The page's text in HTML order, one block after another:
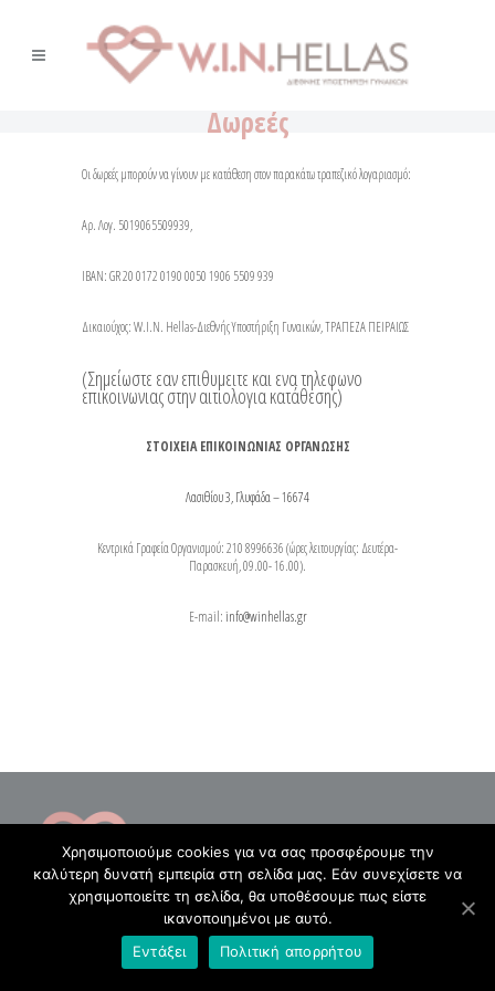
Δωρεές
Οι δωρεές μπορούν να γίνουν με κατάθεση στον παρακάτω τραπεζικό λογαριασμό:
Αρ. Λογ. 5019065509939,
IBAN: GR 20 0172 0190 0050 1906 5509 939
Δικαιούχος: W.I.N. Hellas-Διεθνής Υποστήριξη Γυναικών, ΤΡΑΠΕΖΑ ΠΕΙΡΑΙΩΣ
(Σημείωστε εαν επιθυμειτε και ενα τηλεφωνο
επικοινωνιας στην αιτιολογια κατάθεσης)
ΣΤΟΙΧΕΙΑ ΕΠΙΚΟΙΝΩΝΙΑΣ ΟΡΓΑΝΩΣΗΣ
Λασιθίου 3, Γλυφάδα – 16674
Κεντρικά Γραφεία Οργανισμού: 210 8996636 (ώρες λειτουργίας: Δευτέρα-
Παρασκευή, 09.00- 16.00).
E-mail:info@winhellas.gr
Πολιτική Απορρήτου
Χρησιμοποιούμε cookies για να σας προσφέρουμε την
καλύτερη δυνατή εμπειρία στη σελίδα μας. Εάν συνεχίσετε να
χρησιμοποιείτε τη σελίδα, θα υποθέσουμε πως είστε
ικανοποιημένοι με αυτό.
Εντάξει
Πολιτική απορρήτου